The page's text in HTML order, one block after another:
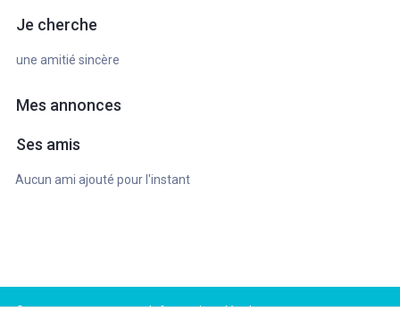
Je cherche
une amitié sincère
Mes annonces
Ses amis
Aucun ami ajouté pour l'instant